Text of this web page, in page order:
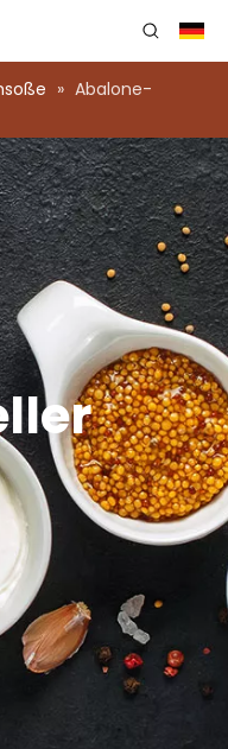
» Abalone-